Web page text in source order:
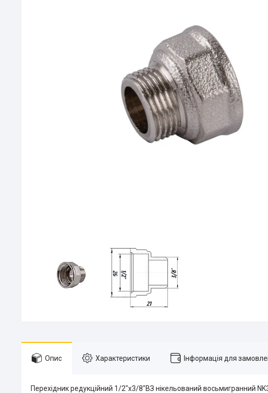
Опис Характеристики Інформація для
Перехідник редукційний 1/2″х3/8″ВЗ нікельований восьмигранний